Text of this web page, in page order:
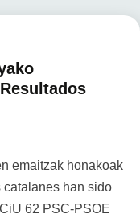
emaitzak honakoak
catalanes han sido
62 PSC-PSOE